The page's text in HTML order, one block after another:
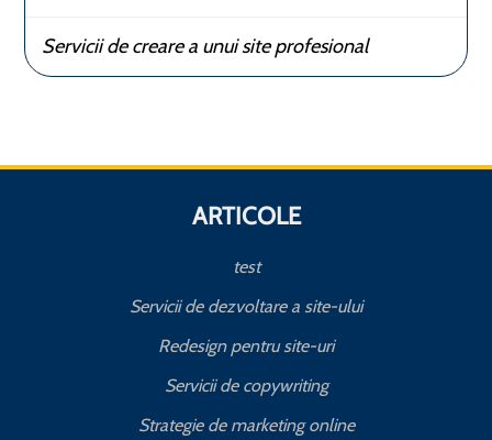
Servicii de creare a unui site profesional
ARTICOLE
test
Servicii de dezvoltare a site-ului
Redesign pentru site-uri
Servicii de copywriting
Strategie de marketing online